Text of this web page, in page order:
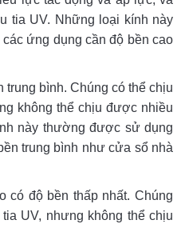
tia UV. Những loại kính này
ứng dụng cần độ bền cao
trung bình. Chúng có thể chịu
không thể chịu được nhiều
này thường được sử dụng
trung bình như cửa sổ nhà
có độ bền thấp nhất. Chúng
UV, nhưng không thể chịu